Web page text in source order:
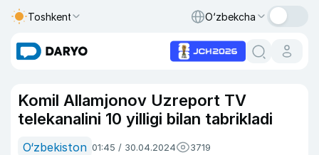
Toshkent O‘zbekcha
Komil Allamjonov Uzreport TV
telekanalini 10 yilligi bilan tabrikladi
O‘zbekiston 01:45 / 30.04.2024 3719